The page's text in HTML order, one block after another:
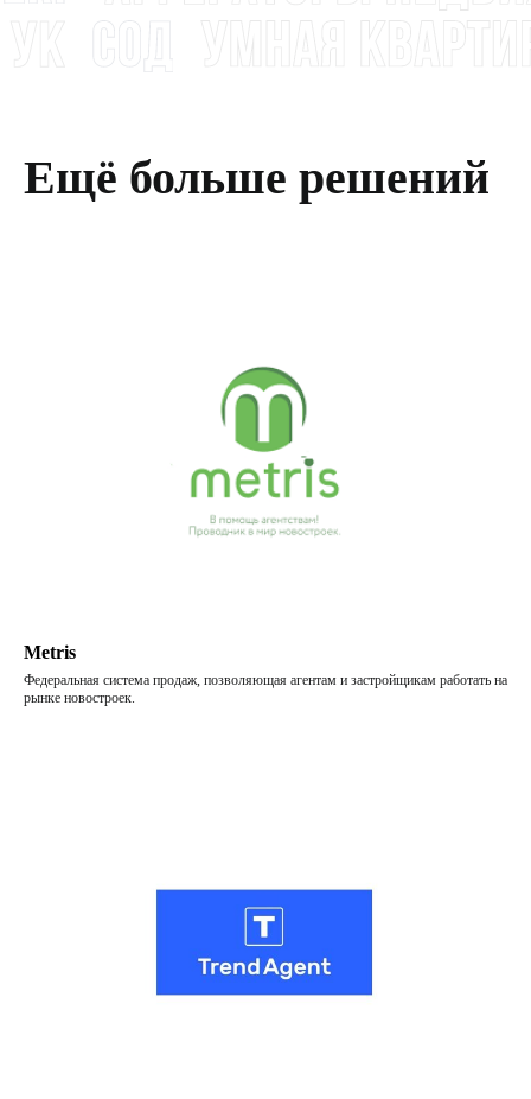
Ещё больше решений
Metris
Федеральная система продаж, позволяющая агентам и застройщикам работать на
рынке новостроек.
Подпишитесь
на новостную
рассылку о